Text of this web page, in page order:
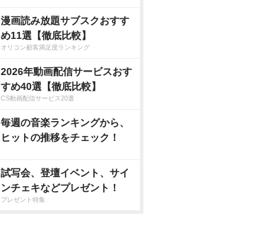
漫画読み放題サブスクおすす
め11選【徹底比較】
オリコン顧客満足度ランキング
2026年動画配信サービスおす
すめ40選【徹底比較】
CS動画配信サービス20選
毎週の音楽ランキングから、
ヒットの推移をチェック！
試写会、登壇イベント、サイ
ンチェキなどプレゼント！
プレゼント特集